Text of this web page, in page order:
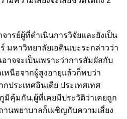
ารย์ผู้ที่ดำเนินการวิจัยและยังเป็น
มหาวิทยาลัยเอดินเบะระกล่าวว่า
าจจะเป็นเพราะว่าการสัมผัสกับ
หนือจากผู้สูงอายุแล้วก็พบว่า
ประเทศอินเดีย ประเทศเทศ
คุ้มกัน,ผู้ที่เคยมีประวัติว่าเคยถูก
นพยาบาลก็เผชิญกับความเสี่ยง